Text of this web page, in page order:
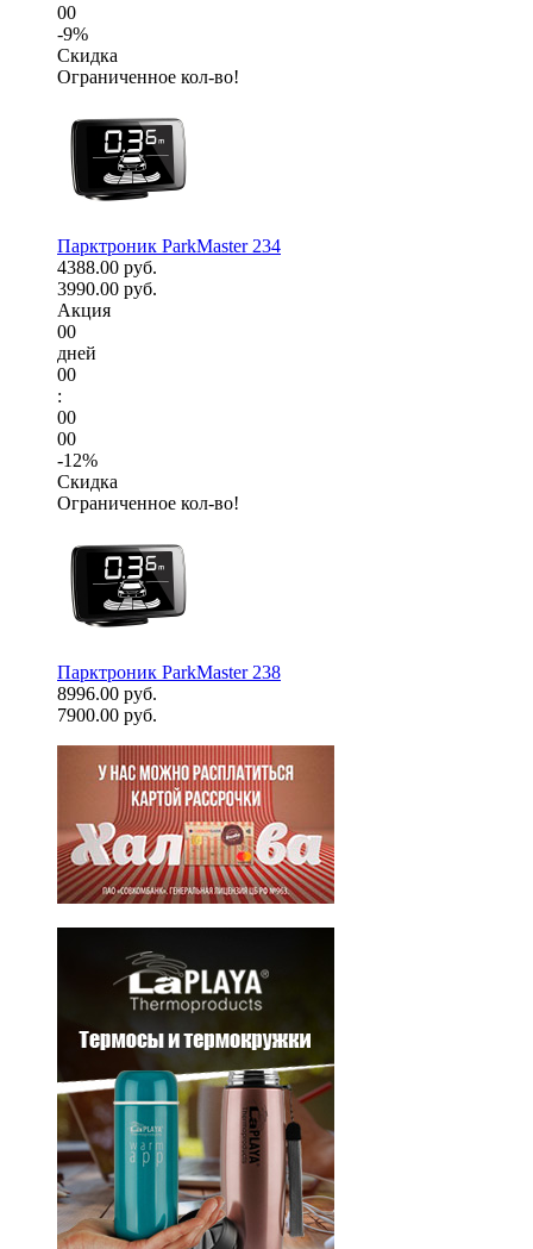
00
-9%
Скидка
Ограниченное кол-во!
Парктроник ParkMaster 234
4388.00 руб.
3990.00 руб.
Акция
00
дней
00
:
00
00
-12%
Скидка
Ограниченное кол-во!
Парктроник ParkMaster 238
8996.00 руб.
7900.00 руб.